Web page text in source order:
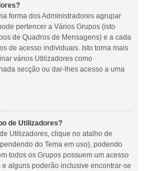
forma dos Administradores agrupar
pertencer a Vários Grupos (isto
de Quadros de Mensagens) e a cada
de acesso individuais. Isto torna mais
vários Utilizadores como
secção ou dar-lhes acesso a uma
de Utilizadores?
Utilizadores, clique no atalho de
do Tema em uso), podendo
todos os Grupos possuem um acesso
alguns poderão inclusive encontrar-se